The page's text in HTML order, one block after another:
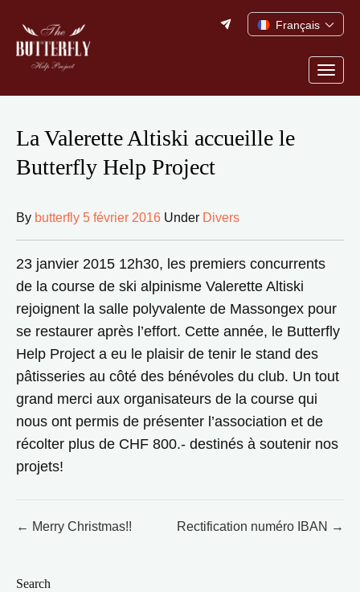
content
Français
La Valerette Altiski accueille le
Butterfly Help Project
By butterfly 5 février 2016 Under Divers
23 janvier 2015 12h30, les premiers concurrents
de la course de ski alpinisme Valerette Altiski
rejoignent la salle polyvalente de Massongex pour
se restaurer après l’effort. Cette année, le Butterfly
Help Project a eu le plaisir de tenir le stand des
pâtisseries au côté des bénévoles du club. Un tout
grand merci aux organisateurs de la course qui
nous ont permis de présenter l’association et de
récolter plus de CHF 800.- destinés à soutenir nos
projets!
Post
navigation
← Merry Christmas!! Rectification numéro IBAN →
Search